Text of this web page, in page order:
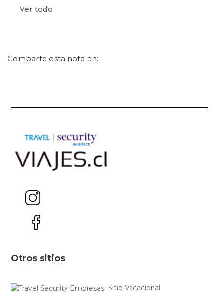
Ver todo
Comparte esta nota en:
Otros sitios
Sitio Vacacional